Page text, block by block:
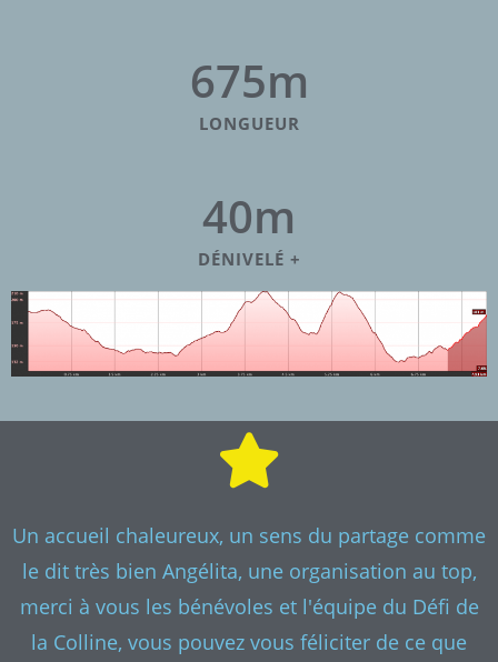
LONGUEUR
675m
DÉNIVELÉ +
40m
Un accueil chaleureux, un sens du partage comme
le dit très bien Angélita, une organisation au top,
merci à vous les bénévoles et l'équipe du Défi de
la Colline, vous pouvez vous féliciter de ce que